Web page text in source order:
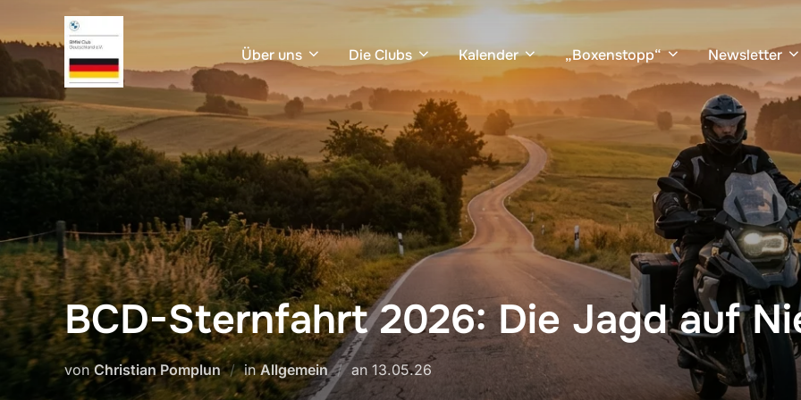
Inhalt
springen
Über uns Die Clubs Kalender „Boxenstopp“ Newsletter
BCD-Sternfahrt 2026: Die Jagd auf
vonChristian Pomplun inAllgemein an Veröffentlicht
am
13.05.26